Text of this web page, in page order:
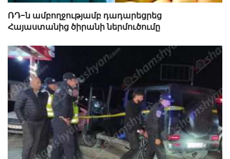
ՌԴ-ն ամբողջությամբ դադարեցրեց
Հայաստանից ծիրանի ներմուծումը